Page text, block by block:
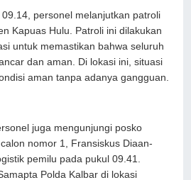
personel melanjutkan patroli
Kapuas Hulu. Patroli ini dilakukan
untuk memastikan bahwa seluruh
dan aman. Di lokasi ini, situasi
aman tanpa adanya gangguan.
juga mengunjungi posko
nomor 1, Fransiskus Diaan-
pemilu pada pukul 09.41.
Polda Kalbar di lokasi